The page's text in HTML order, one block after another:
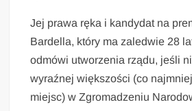
Jej prawa ręka i kandydat na
Bardella, który ma zaledwie 28
odmówi utworzenia rządu, jeśli
wyraźnej większości (co
miejsc) w Zgromadzeniu